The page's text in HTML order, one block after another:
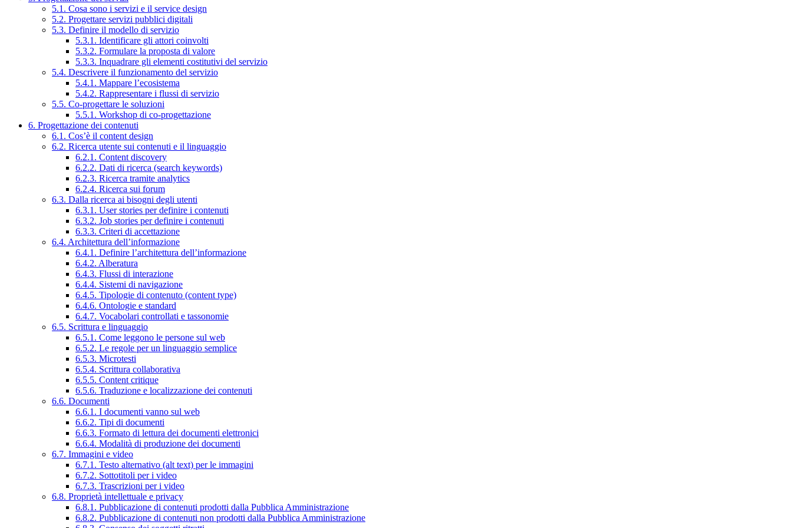
5.1. Cosa sono i servizi e il service design
5.2. Progettare servizi pubblici digitali
5.3. Definire il modello di servizio
5.3.1. Identificare gli attori coinvolti
5.3.2. Formulare la proposta di valore
5.3.3. Inquadrare gli elementi costitutivi del servizio
5.4. Descrivere il funzionamento del servizio
5.4.1. Mappare l’ecosistema
5.4.2. Rappresentare i flussi di servizio
5.5. Co-progettare le soluzioni
5.5.1. Workshop di co-progettazione
6. Progettazione dei contenuti
6.1. Cos’è il content design
6.2. Ricerca utente sui contenuti e il linguaggio
6.2.1. Content discovery
6.2.2. Dati di ricerca (search keywords)
6.2.3. Ricerca tramite analytics
6.2.4. Ricerca sui forum
6.3. Dalla ricerca ai bisogni degli utenti
6.3.1. User stories per definire i contenuti
6.3.2. Job stories per definire i contenuti
6.3.3. Criteri di accettazione
6.4. Architettura dell’informazione
6.4.1. Definire l’architettura dell’informazione
6.4.2. Alberatura
6.4.3. Flussi di interazione
6.4.4. Sistemi di navigazione
6.4.5. Tipologie di contenuto (content type)
6.4.6. Ontologie e standard
6.4.7. Vocabolari controllati e tassonomie
6.5. Scrittura e linguaggio
6.5.1. Come leggono le persone sul web
6.5.2. Le regole per un linguaggio semplice
6.5.3. Microtesti
6.5.4. Scrittura collaborativa
6.5.5. Content critique
6.5.6. Traduzione e localizzazione dei contenuti
6.6. Documenti
6.6.1. I documenti vanno sul web
6.6.2. Tipi di documenti
6.6.3. Formato di lettura dei documenti elettronici
6.6.4. Modalità di produzione dei documenti
6.7. Immagini e video
6.7.1. Testo alternativo (alt text) per le immagini
6.7.2. Sottotitoli per i video
6.7.3. Trascrizioni per i video
6.8. Proprietà intellettuale e privacy
6.8.1. Pubblicazione di contenuti prodotti dalla Pubblica Amministrazione
6.8.2. Pubblicazione di contenuti non prodotti dalla Pubblica Amministrazione